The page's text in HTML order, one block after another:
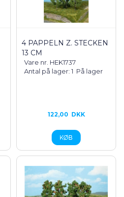
4 PAPPELN Z. STECKEN
13 CM
Vare nr. HEK1737
Antal på lager: 1 På lager
122,00 DKK